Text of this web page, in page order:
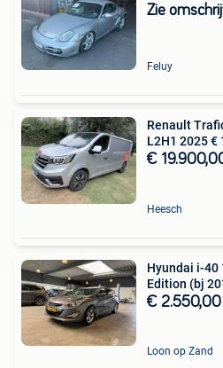
Zie
Feluy
Renault
L2H1 2025 €
€
Heesch
Hyundai i-40
Edition (bj
€ 2.550,00
Loon op Zand